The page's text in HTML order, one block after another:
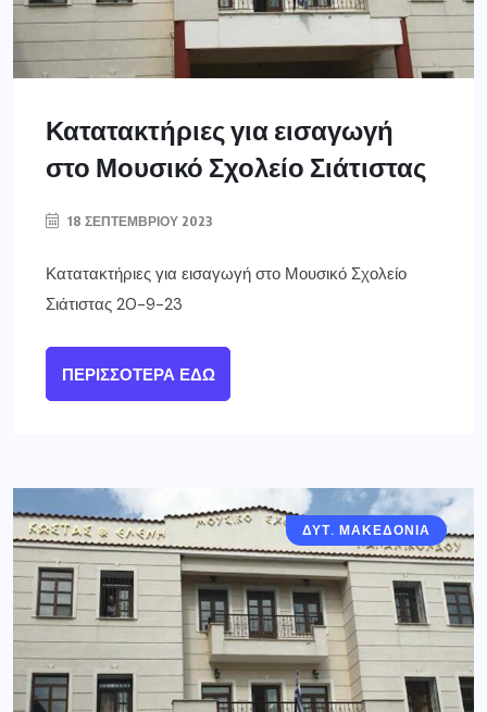
Κατατακτήριες για εισαγωγή
στο Μουσικό Σχολείο Σιάτιστας
18 ΣΕΠΤΕΜΒΡΊΟΥ 2023
Κατατακτήριες για εισαγωγή στο Μουσικό Σχολείο
Σιάτιστας 20-9-23
ΠΕΡΙΣΣΌΤΕΡΑ ΕΔΏ
ΔΥΤ. ΜΑΚΕΔΟΝΙΑ